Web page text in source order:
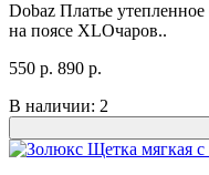
Dobaz Платье
на поясе ХLОчаров..
550 р. 890 р.
В наличии: 2